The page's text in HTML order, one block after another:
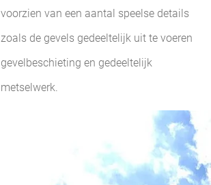
voorzien van een aantal speelse details
zoals de gevels gedeeltelijk uit te voeren
gevelbeschieting en gedeeltelijk
metselwerk.